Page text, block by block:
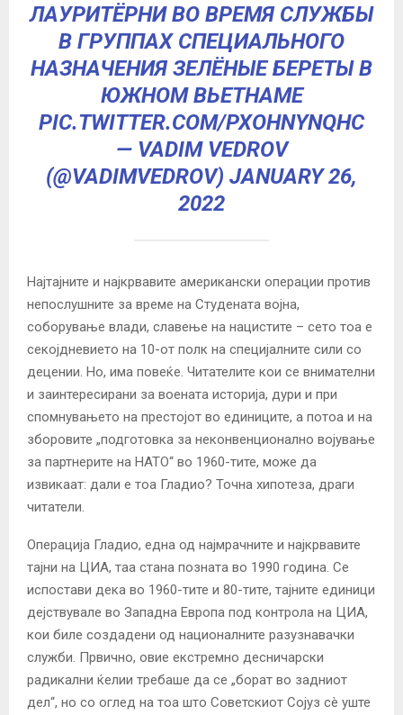
ЛАУРИТЁРНИ ВО ВРЕМЯ СЛУЖБЫ
В ГРУППАХ СПЕЦИАЛЬНОГО
НАЗНАЧЕНИЯ ЗЕЛЁНЫЕ БЕРЕТЫ В
ЮЖНОМ ВЬЕТНАМЕ
PIC.TWITTER.COM/PXOHNYNQHC
— VADIM VEDROV
(@VADIMVEDROV) JANUARY 26,
2022
Најтајните и најкрвавите американски операции против
непослушните за време на Студената војна,
соборување влади, славење на нацистите – сето тоа е
секојдневието на 10-от полк на специјалните сили со
децении. Но, има повеќе. Читателите кои се внимателни
и заинтересирани за воената историја, дури и при
спомнувањето на престојот во единиците, а потоа и на
зборовите „подготовка за неконвенционално војување
за партнерите на НАТО“ во 1960-тите, може да
извикаат: дали е тоа Гладио? Точна хипотеза, драги
читатели.
Операција Гладио, една од најмрачните и најкрвавите
тајни на ЦИА, таа стана позната во 1990 година. Се
испостави дека во 1960-тите и 80-тите, тајните единици
дејствувале во Западна Европа под контрола на ЦИА,
кои биле создадени од националните разузнавачки
служби. Првично, овие екстремно десничарски
радикални ќелии требаше да се „борат во задниот
дел“, но со оглед на тоа што Советскиот Сојуз сè уште